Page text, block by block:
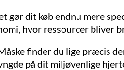
gør dit køb endnu mere
hvor ressourcer bliver
finder du lige præcis
på dit miljøvenlige